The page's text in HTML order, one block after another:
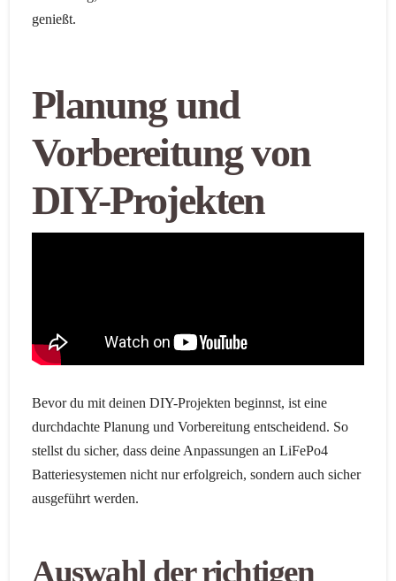
genießt.
Planung und
Vorbereitung von
DIY-Projekten
Bevor du mit deinen DIY-Projekten beginnst, ist eine
durchdachte Planung und Vorbereitung entscheidend. So
stellst du sicher, dass deine Anpassungen an LiFePo4
Batteriesystemen nicht nur erfolgreich, sondern auch sicher
ausgeführt werden.
Auswahl der richtigen